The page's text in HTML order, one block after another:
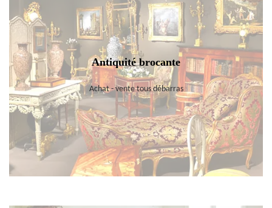
Antiquité brocante
Achat - vente tous débarras